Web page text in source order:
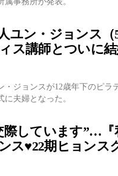
ユン・ジョンス（
ス講師とついに結
開
・ジョンスが12歳年下のピラ
に夫婦となった。
際しています”…『
ス♥22期ヒョンス